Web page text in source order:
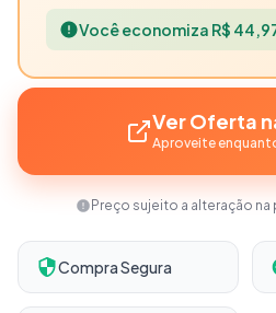
Você economiza R$
Ver Oferta
Aproveite
Preço sujeito a alteração
Compra Segura